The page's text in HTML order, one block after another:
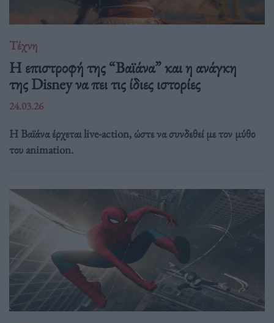
Τέχνη
Η επιστροφή της “Βαϊάνα” και η ανάγκη
της Disney να πει τις ίδιες ιστορίες
24.03.26
Η Βαϊάνα έρχεται live-action, ώστε να συνδεθεί με τον μύθο
του animation.